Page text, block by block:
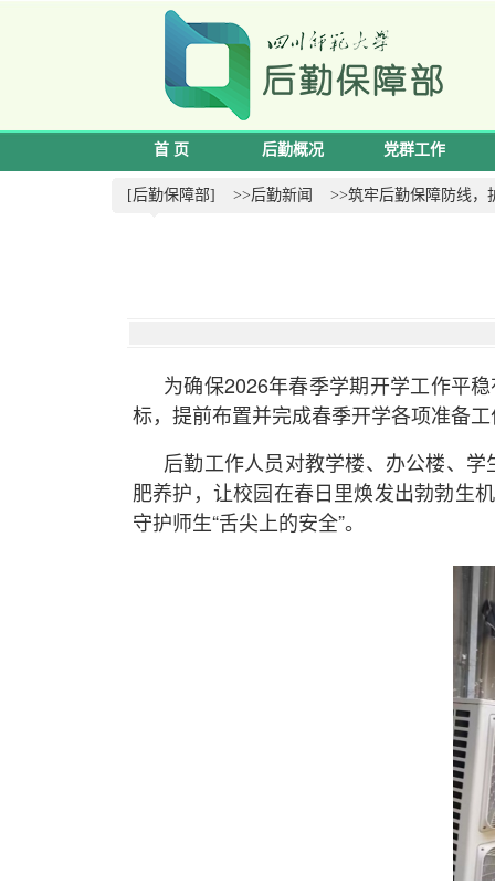
首 页 后勤概况 党群工作
[后勤保障部] >>后勤新闻 >>筑牢后勤保障防线，
为确保2026年春季学期开学工作平
标，提前布置并完成春季开学各项准备
后勤工作人员对教学楼、办公楼、
肥养护，让校园在春日里焕发出勃勃生
守护师生“舌尖上的安全”。